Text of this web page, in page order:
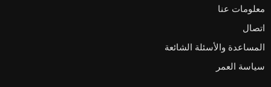
معلومات عنا
اتصال
المساعدة والأسئلة الشائعة
سياسة العمر